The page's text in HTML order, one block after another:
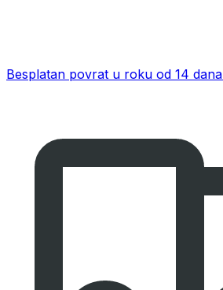
Besplatan povrat u roku od 14 dana